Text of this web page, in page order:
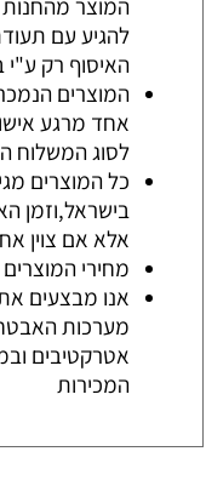
להגיע עם
האיסוף רק
המוצרים
אחד מרגע
לסוג המשלוח
כל המוצרים
בישראל,וזמן
אלא אם צוין
מחירי
אנו מבצעים
מערכות
אטרקטיבים
המכירות